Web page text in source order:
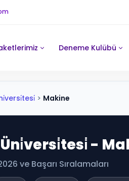
Deneme Kulübü
> Makine
-
ve Başarı Sıralamaları